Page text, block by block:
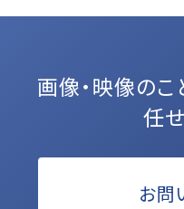
画像・映像のこ
任
お問